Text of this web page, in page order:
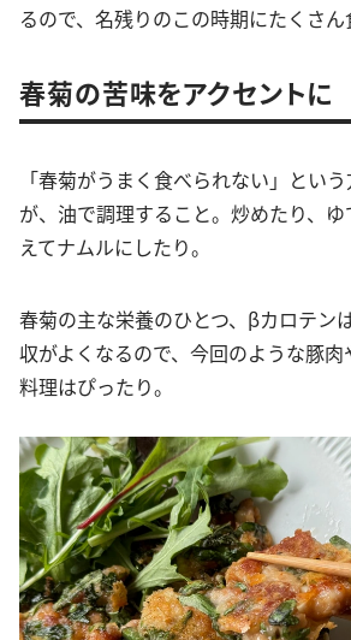
るので、名残りのこの時期にたくさん
春菊の苦味をアクセントに
「春菊がうまく食べられない」とい
が、油で調理すること。炒めたり、
えてナムルにしたり。
春菊の主な栄養のひとつ、βカロテン
収がよくなるので、今回のような豚
料理はぴったり。